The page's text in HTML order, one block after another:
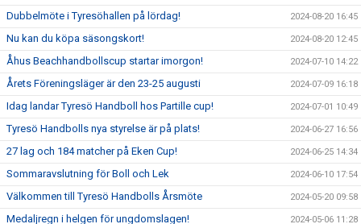
Dubbelmöte i Tyresöhallen på lördag! 2024-08-20 16:45
Nu kan du köpa säsongskort! 2024-08-20 12:45
Åhus Beachhandbollscup startar imorgon! 2024-07-10 14:22
Årets Föreningsläger är den 23-25 augusti 2024-07-09 16:18
Idag landar Tyresö Handboll hos Partille cup! 2024-07-01 10:49
Tyresö Handbolls nya styrelse är på plats! 2024-06-27 16:56
27 lag och 184 matcher på Eken Cup! 2024-06-25 14:34
Sommaravslutning för Boll och Lek 2024-06-10 17:54
Välkommen till Tyresö Handbolls Årsmöte 2024-05-20 09:58
Medaljregn i helgen för ungdomslagen! 2024-05-06 11:28